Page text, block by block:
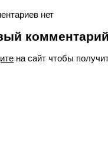
нет
на сайт чтобы